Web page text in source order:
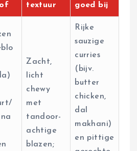
textuur
goed bij
Zacht,
licht
chewy
met
tandoor-
achtige
blazen;
Rijke
sauzige
curries
(bijv.
butter
chicken,
dal
makhani)
en pittige